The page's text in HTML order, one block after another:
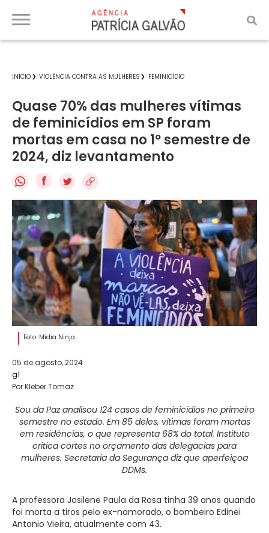
INÍCIO VIOLÊNCIA CONTRA AS MULHERES FEMINICÍDIO
Quase 70% das mulheres vítimas
de feminicídios em SP foram
mortas em casa no 1º semestre de
2024, diz levantamento
f
Foto: Mídia Ninja
05 de agosto, 2024
g1
Por Kleber Tomaz
Sou da Paz analisou 124 casos de feminicídios no primeiro
semestre no estado. Em 85 deles, vítimas foram mortas
em residências, o que representa 68% do total. Instituto
critica cortes no orçamento das delegacias para
mulheres. Secretaria da Segurança diz que aperfeiçoa
DDMs.
A professora Josilene Paula da Rosa tinha 39 anos quando
foi morta a tiros pelo ex-namorado, o bombeiro Edinei
Antonio Vieira, atualmente com 43.